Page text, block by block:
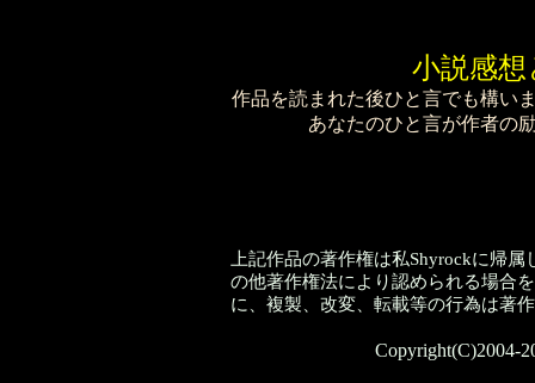
小説感
作品を読まれた後ひと言でも構い
あなたのひと言が作者の
上記作品の著作権は私Shyrockに帰
の他著作権法により認められる場合
に、複製、改変、転載等の行為は著
Copyright(C)2004-